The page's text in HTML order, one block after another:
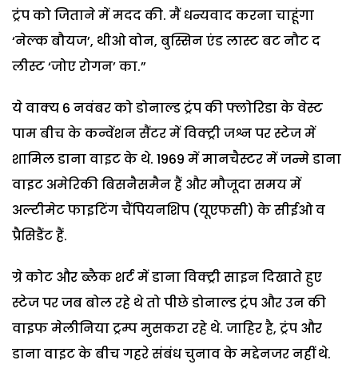
ट्रंप को जिताने में मदद की. मैं धन्यवाद करना चाहूंगा
‘नेल्क बौयज’, थीओ वोन, बुस्सिन एंड लास्ट बट नौट द
लीस्ट ‘जोए रोगन’ का.”
ये वाक्य 6 नवंबर को डोनाल्ड ट्रंप की फ्लोरिडा के वेस्ट
पाम बीच के कन्वेंशन सैंटर में विक्ट्री जश्न पर स्टेज में
शामिल डाना वाइट के थे. 1969 में मानचैस्टर में जन्मे डाना
वाइट अमेरिकी बिसनैसमैन हैं और मौजूदा समय में
अल्टीमेट फाइटिंग चैंपियनशिप (यूएफसी) के सीईओ व
प्रैसिडैंट हैं.
ग्रे कोट और ब्लैक शर्ट में डाना विक्ट्री साइन दिखाते हुए
स्टेज पर जब बोल रहे थे तो पीछे डोनाल्ड ट्रंप और उन की
वाइफ मेलीनिया ट्रम्प मुसकरा रहे थे. जाहिर है, ट्रंप और
डाना वाइट के बीच गहरे संबंध चुनाव के मद्देनजर नहीं थे.